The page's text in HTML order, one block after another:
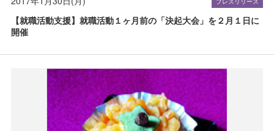
【就職活動支援】就職活動１ヶ月前の「決起大会」を２月１日に
開催